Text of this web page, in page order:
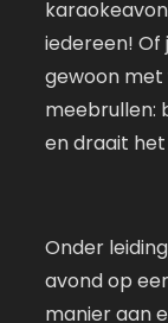
iedereen! Of
gewoon
meebrullen:
en draait
Onder
avond op
manier aan